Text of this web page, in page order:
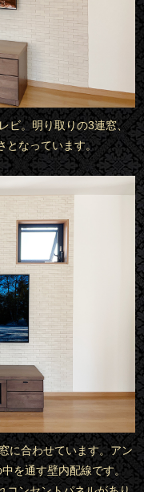
ビ。明り取りの3連窓、
となっています。
に合わせています。アン
を通す壁内配線です。